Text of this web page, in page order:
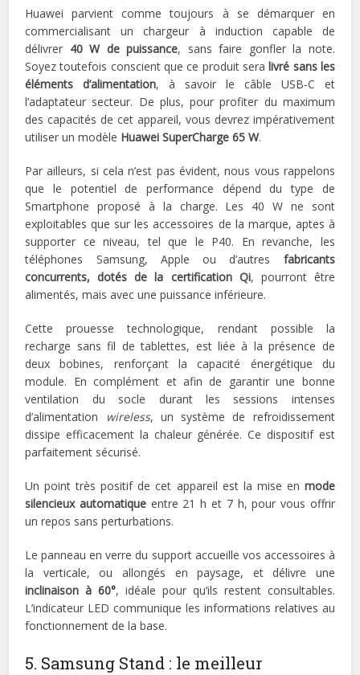
Huawei parvient comme toujours à se démarquer en
commercialisant un chargeur à induction capable de
délivrer 40 W de puissance, sans faire gonfler la note.
Soyez toutefois conscient que ce produit sera livré sans les
éléments d’alimentation, à savoir le câble USB-C et
l’adaptateur secteur. De plus, pour profiter du maximum
des capacités de cet appareil, vous devrez impérativement
utiliser un modèle Huawei SuperCharge 65 W.
Par ailleurs, si cela n’est pas évident, nous vous rappelons
que le potentiel de performance dépend du type de
Smartphone proposé à la charge. Les 40 W ne sont
exploitables que sur les accessoires de la marque, aptes à
supporter ce niveau, tel que le P40. En revanche, les
téléphones Samsung, Apple ou d’autres fabricants
concurrents, dotés de la certification Qi, pourront être
alimentés, mais avec une puissance inférieure.
Cette prouesse technologique, rendant possible la
recharge sans fil de tablettes, est liée à la présence de
deux bobines, renforçant la capacité énergétique du
module. En complément et afin de garantir une bonne
ventilation du socle durant les sessions intenses
d’alimentation
wireless, un système de refroidissement
dissipe efficacement la chaleur générée. Ce dispositif est
parfaitement sécurisé.
Un point très positif de cet appareil est la mise en mode
silencieux automatiqueentre 21 h et 7 h, pour vous offrir
un repos sans perturbations.
Le panneau en verre du support accueille vos accessoires à
la verticale, ou allongés en paysage, et délivre une
inclinaison à 60°, idéale pour qu’ils restent consultables.
L’indicateur LED communique les informations relatives au
fonctionnement de la base.
5. Samsung Stand : le meilleur